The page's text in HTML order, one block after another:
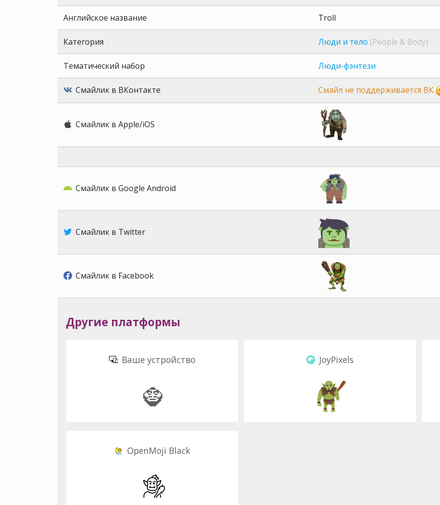
Английское название Troll
Категория Люди и тело (People & Body)
Тематический набор Люди-фэнтези
Смайлик в ВКонтакте Смайл не поддерживается ВК
Смайлик в Apple/iOS
Смайлик в Google Android
Смайлик в Twitter
Смайлик в Facebook
Другие платформы
Ваше устройство
🧌
JoyPixels
OpenMoji Black